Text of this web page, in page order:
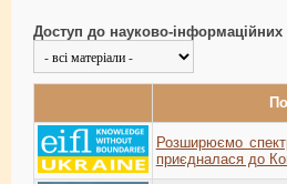
Доступ до науково-інформаційних
Розширюємо
приєдналася до